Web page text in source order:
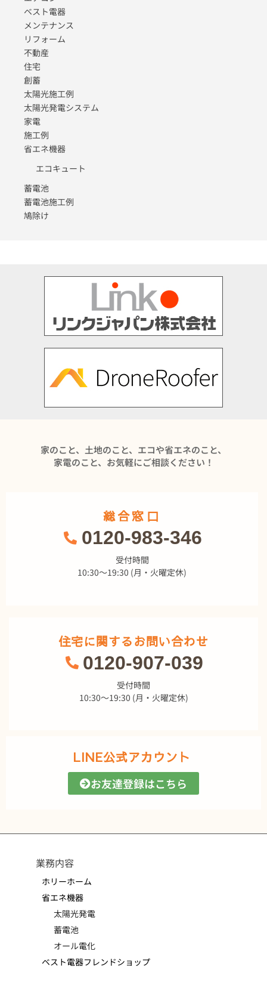
ベスト電器
メンテナンス
リフォーム
不動産
住宅
創蓄
太陽光施工例
太陽光発電システム
家電
施工例
省エネ機器
エコキュート
蓄電池
蓄電池施工例
鳩除け
家のこと、土地のこと、エコや省エネのこと、
家電のこと、お気軽にご相談ください！
総合窓口
0120-983-346
受付時間
10:30～19:30 (月・火曜定休)
住宅に関するお問い合わせ
0120-907-039
受付時間
10:30～19:30 (月・火曜定休)
LINE公式アカウント
お友達登録はこちら
業務内容
ホリーホーム
省エネ機器
太陽光発電
蓄電池
オール電化
ベスト電器フレンドショップ